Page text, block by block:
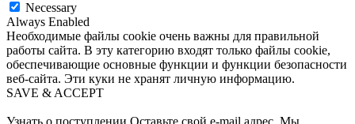
Necessary
Always Enabled
Необходимые файлы cookie очень важны для правильной
работы сайта. В эту категорию входят только файлы cookie,
обеспечивающие основные функции и функции безопасности
веб-сайта. Эти куки не хранят личную информацию.
SAVE & ACCEPT